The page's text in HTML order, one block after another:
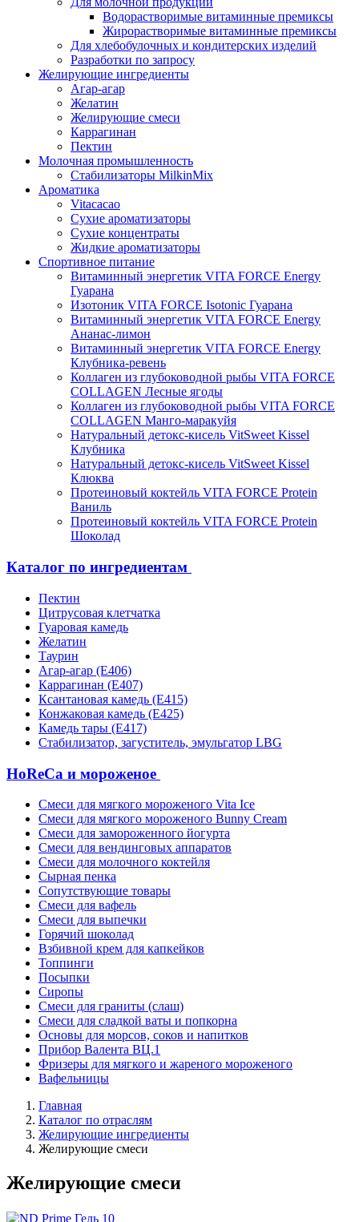
Водорастворимые витаминные премиксы
Жирорастворимые витаминные премиксы
Для хлебобулочных и кондитерских изделий
Разработки по запросу
Желирующие ингредиенты
Агар-агар
Желатин
Желирующие смеси
Каррагинан
Пектин
Молочная промышленность
Стабилизаторы MilkinMix
Ароматика
Vitacacao
Сухие ароматизаторы
Сухие концентраты
Жидкие ароматизаторы
Спортивное питание
Витаминный энергетик VITA FORCE Energy
Гуарана
Изотоник VITA FORCE Isotonic Гуарана
Витаминный энергетик VITA FORCE Energy
Ананас-лимон
Витаминный энергетик VITA FORCE Energy
Клубника-ревень
Коллаген из глубоководной рыбы VITA FORCE
COLLAGEN Лесные ягоды
Коллаген из глубоководной рыбы VITA FORCE
COLLAGEN Манго-маракуйя
Натуральный детокс-кисель VitSweet Kissel
Клубника
Натуральный детокс-кисель VitSweet Kissel
Клюква
Протеиновый коктейль VITA FORCE Protein
Ваниль
Протеиновый коктейль VITA FORCE Protein
Шоколад
Каталог по ингредиентам
Пектин
Цитрусовая клетчатка
Гуаровая камедь
Желатин
Таурин
Агар-агар (Е406)
Каррагинан (Е407)
Ксантановая камедь (Е415)
Конжаковая камедь (Е425)
Камедь тары (Е417)
Стабилизатор, загуститель, эмульгатор LBG
HoReCa и мороженое
Смеси для мягкого мороженого Vita Ice
Смеси для мягкого мороженого Bunny Cream
Смеси для замороженного йогурта
Смеси для вендинговых аппаратов
Смеси для молочного коктейля
Сырная пенка
Сопутствующие товары
Смеси для вафель
Смеси для выпечки
Горячий шоколад
Взбивной крем для капкейков
Топпинги
Посыпки
Сиропы
Смеси для граниты (слаш)
Смеси для сладкой ваты и попкорна
Основы для морсов, соков и напитков
Прибор Валента ВЦ.1
Фризеры для мягкого и жареного мороженого
Вафельницы
Главная
Каталог по отраслям
Желирующие ингредиенты
Желирующие смеси
Желирующие смеси